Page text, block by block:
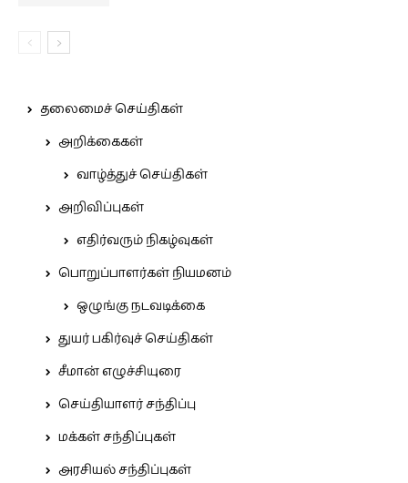
தலைமைச் செய்திகள்
அறிக்கைகள்
வாழ்த்துச் செய்திகள்
அறிவிப்புகள்
எதிர்வரும் நிகழ்வுகள்
பொறுப்பாளர்கள் நியமனம்
ஒழுங்கு நடவடிக்கை
துயர் பகிர்வுச் செய்திகள்
சீமான் எழுச்சியுரை
செய்தியாளர் சந்திப்பு
மக்கள் சந்திப்புகள்
அரசியல் சந்திப்புகள்